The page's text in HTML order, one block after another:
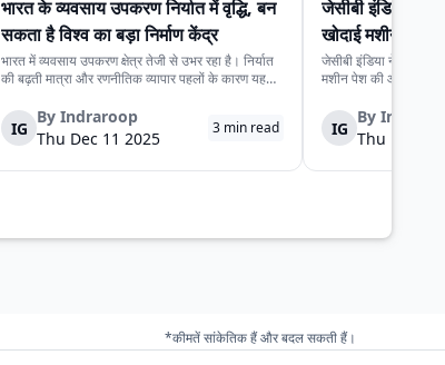
भारत के व्यवसाय उपकरण निर्यात में वृद्धि, बन
सकता है विश्व का बड़ा निर्माण केंद्र
भारत में व्यवसाय उपकरण क्षेत्र तेजी से उभर रहा है। निर्यात
की बढ़ती मात्रा और रणनीतिक व्यापार पहलों के कारण यह
सरकार ने इस उद्योग को उच्च संभावनाओं वाला और निर्यात
उन्मुख मानकर अंतरराष्ट्रीय...
IG
By Indraroop
Thu Dec 11 2025
3 min read
जेसीबी इंडिया ने
खोदाई मशीन पेश की
जेसीबी इंडिया ने
मशीन पेश की और अपने
निर्माण क्षेत्र को एक
लंबी अवधि की नीतियों
IG
By
Thu Dec 11
*कीमतें सांकेतिक हैं और बदल सकती हैं।